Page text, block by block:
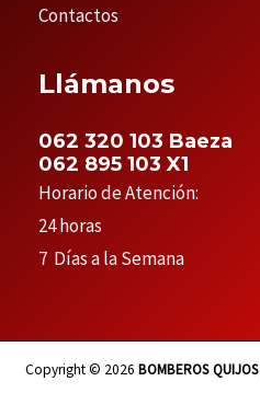
Contactos
Llámanos
062 320 103 Baeza
062 895 103 X1
Horario de Atención:
24 horas
7 Días a la Semana
Copyright © 2026 BOMBEROS QUIJOS